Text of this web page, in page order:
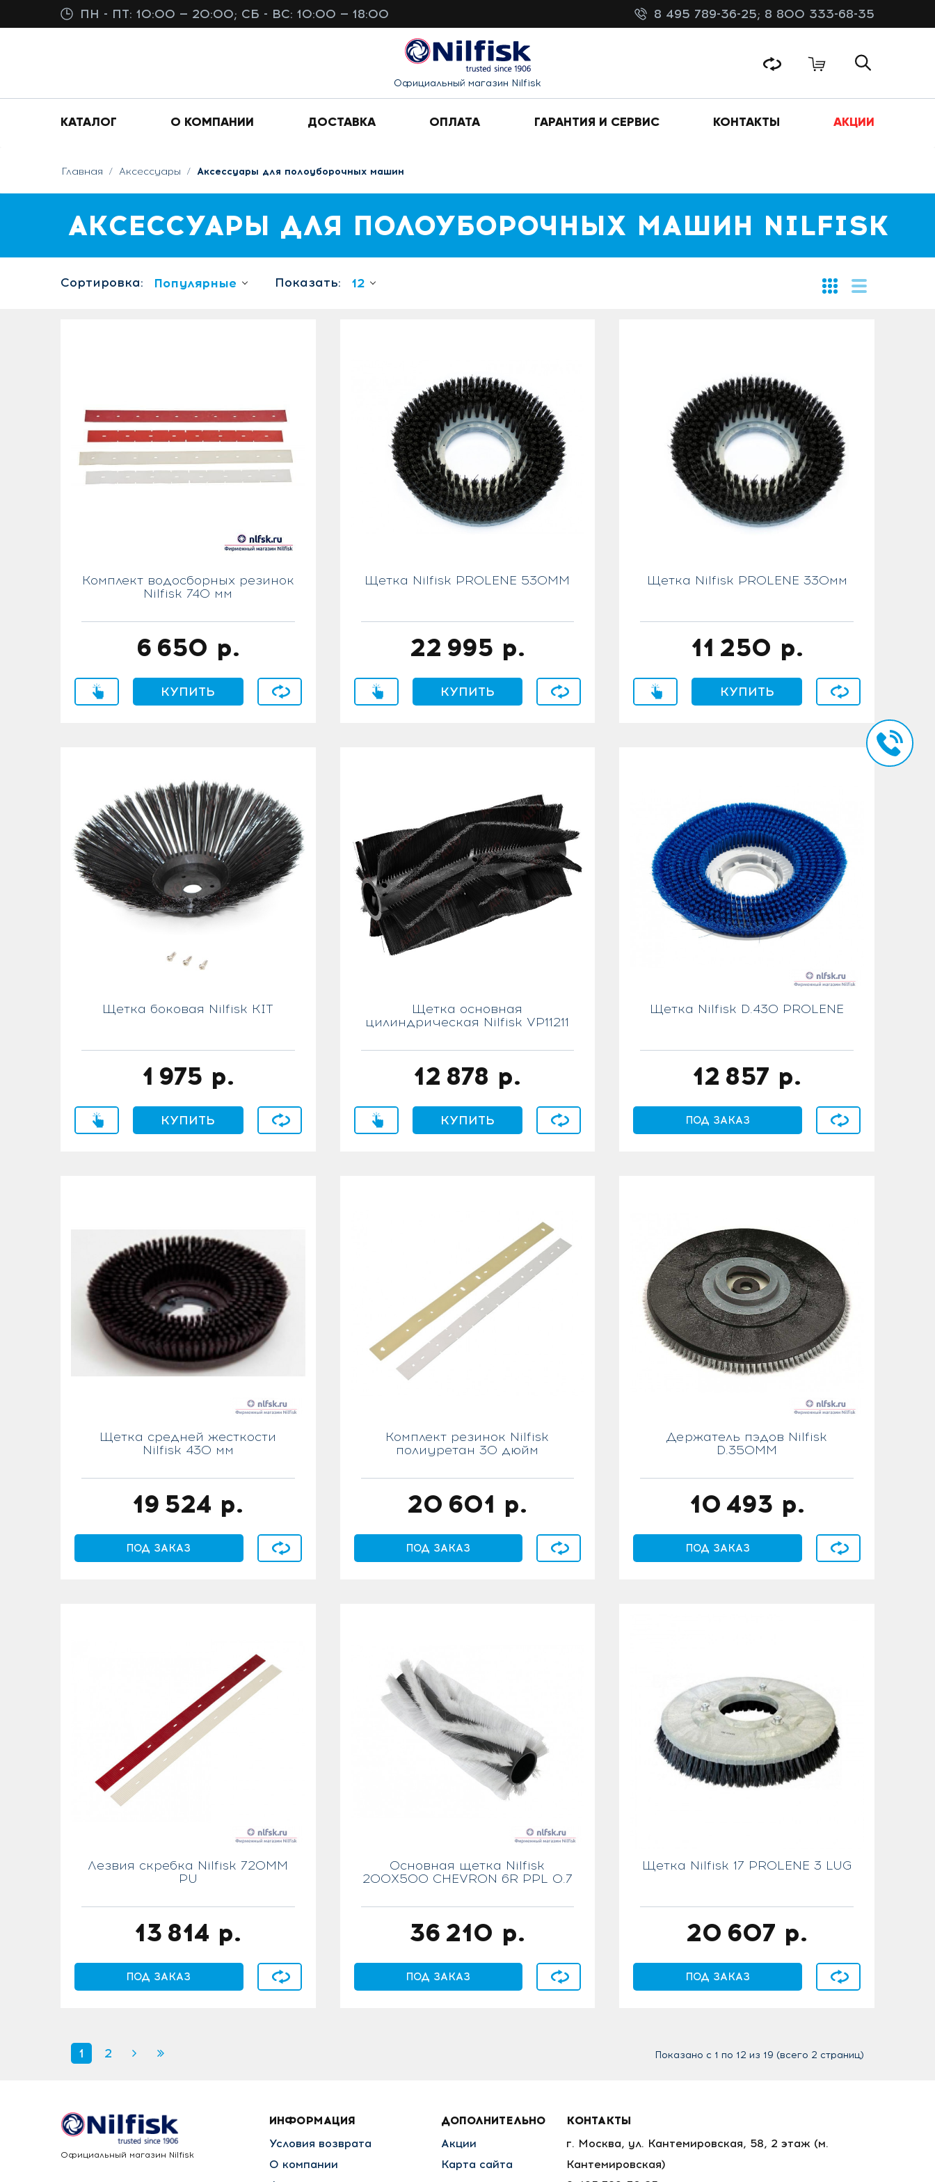
ПН - ПТ: 10:00 — 20:00; СБ - ВС: 10:00 — 18:00 8 495 789-36-25; 8 800 333-68-35
Официальный магазин Nilfisk
КАТАЛОГ О КОМПАНИИ ДОСТАВКА ОПЛАТА ГАРАНТИЯ И СЕРВИС КОНТАКТЫ АКЦИИ
Главная Аксессуары Аксессуары для полоуборочных машин
АКСЕССУАРЫ ДЛЯ ПОЛОУБОРОЧНЫХ МАШИН NILFISK
Сортировка: Популярные Показать: 12
Комплект водосборных резинок
Nilfisk 740 мм
6 650 р.
Купить в 1 клик
КУПИТЬ В сравнение
Щетка Nilfisk PROLENE 530MM
22 995 р.
Купить в 1 клик
КУПИТЬ В сравнение
Щетка Nilfisk PROLENE 330мм
11 250 р.
Купить в 1 клик
КУПИТЬ В сравнение
Щетка боковая Nilfisk KIT
1 975 р.
Купить в 1 клик
КУПИТЬ В сравнение
Щетка основная
цилиндрическая Nilfisk VP11211
12 878 р.
Купить в 1 клик
КУПИТЬ В сравнение
Щетка Nilfisk D.430 PROLENE
12 857 р.
ПОД ЗАКАЗ В сравнение
Щетка средней жесткости
Nilfisk 430 мм
19 524 р.
ПОД ЗАКАЗ В сравнение
Комплект резинок Nilfisk
полиуретан 30 дюйм
20 601 р.
ПОД ЗАКАЗ В сравнение
Держатель пэдов Nilfisk
D.350MM
10 493 р.
ПОД ЗАКАЗ В сравнение
Лезвия скребка Nilfisk 720MM
PU
13 814 р.
ПОД ЗАКАЗ В сравнение
Основная щетка Nilfisk
200X500 CHEVRON 6R PPL 0.7
36 210 р.
ПОД ЗАКАЗ В сравнение
Щетка Nilfisk 17 PROLENE 3 LUG
20 607 р.
ПОД ЗАКАЗ В сравнение
1 2 Показано с 1 по 12 из 19 (всего 2 страниц)
Официальный магазин Nilfisk
ИНФОРМАЦИЯ
Условия возврата
О компании
ДОПОЛНИТЕЛЬНО
Акции
Карта сайта
КОНТАКТЫ
г. Москва, ул. Кантемировская, 58, 2 этаж (м.
Кантемировская)